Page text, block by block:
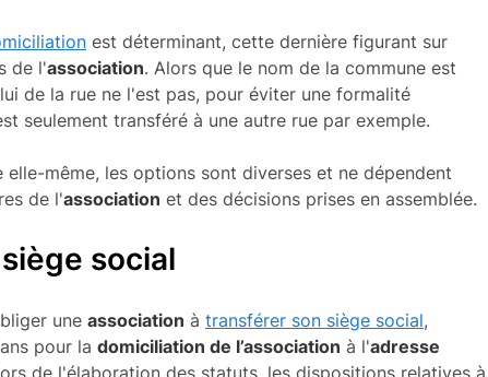
est déterminant, cette dernière figurant sur
de l'association. Alors que le nom de la commune est
de la rue ne l'est pas, pour éviter une formalité
seulement transféré à une autre rue par exemple.
elle-même, les options sont diverses et ne dépendent
de l'association et des décisions prises en assemblée.
social
une association à transférer son siège social,
pour la domiciliation de l’association à l'adresse
de l'élaboration des statuts, les dispositions relatives à